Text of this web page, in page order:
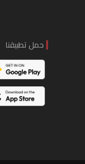
حمل تطبيقنا